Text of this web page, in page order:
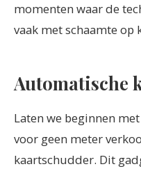
momenten waar de
vaak met schaamte op
Automatische
Laten we beginnen
voor geen meter
kaartschudder. Dit